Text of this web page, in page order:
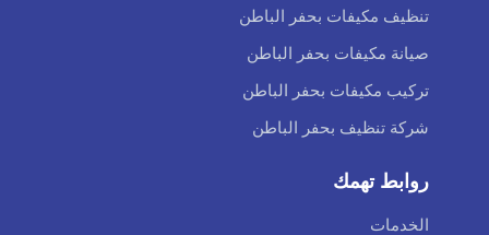
تنظيف مكيفات بحفر الباطن
صيانة مكيفات بحفر الباطن
تركيب مكيفات بحفر الباطن
شركة تنظيف بحفر الباطن
روابط تهمك
الخدمات